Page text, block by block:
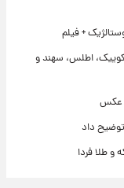
+ فیلم
اطلس، سهند و
عکس
توضیح داد
و طلا فردا